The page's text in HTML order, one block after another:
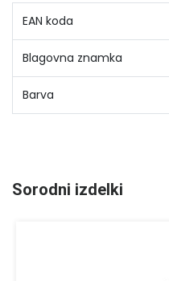
EAN koda
Blagovna znamka
Barva
Sorodni izdelki